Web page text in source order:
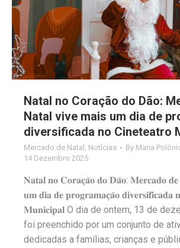
Natal no Coração do Dão:
Natal vive mais um dia de
diversificada no Cineteatro
Mercado de Natal , Notícias By Maria
14 Dezembro 2025
𝐍𝐚𝐭𝐚𝐥 𝐧𝐨 𝐂𝐨𝐫𝐚𝐜̧𝐚̃𝐨 𝐝𝐨 𝐃𝐚̃𝐨: 𝐌𝐞𝐫𝐜𝐚𝐝𝐨 𝐝𝐞
𝐮𝐦 𝐝𝐢𝐚 𝐝𝐞 𝐩𝐫𝐨𝐠𝐫𝐚𝐦𝐚𝐜̧𝐚̃𝐨 𝐝𝐢𝐯𝐞𝐫𝐬𝐢𝐟𝐢𝐜𝐚𝐝𝐚
𝐌𝐮𝐧𝐢𝐜𝐢𝐩𝐚𝐥 O dia de ontem, 13 de
foi preenchido por um conjunto de
dedicadas a famílias, crianças e